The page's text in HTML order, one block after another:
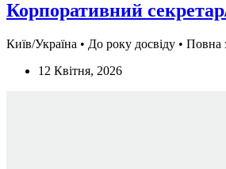
Корпоративний
Київ/Україна • До року досвіду • Повна
12 Квітня, 2026